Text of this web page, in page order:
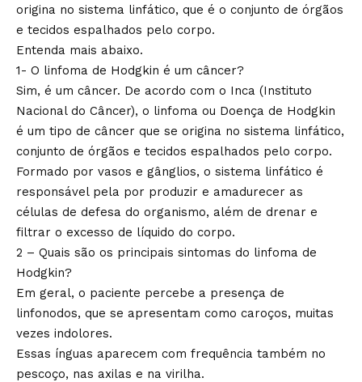
origina no sistema linfático, que é o conjunto de órgãos
e tecidos espalhados pelo corpo.
Entenda mais abaixo.
1- O linfoma de Hodgkin é um câncer?
Sim, é um câncer. De acordo com o Inca (Instituto
Nacional do Câncer), o linfoma ou Doença de Hodgkin
é um tipo de câncer que se origina no sistema linfático,
conjunto de órgãos e tecidos espalhados pelo corpo.
Formado por vasos e gânglios, o sistema linfático é
responsável pela por produzir e amadurecer as
células de defesa do organismo, além de drenar e
filtrar o excesso de líquido do corpo.
2 – Quais são os principais sintomas do linfoma de
Hodgkin?
Em geral, o paciente percebe a presença de
linfonodos, que se apresentam como caroços, muitas
vezes indolores.
Essas ínguas aparecem com frequência também no
pescoço, nas axilas e na virilha.